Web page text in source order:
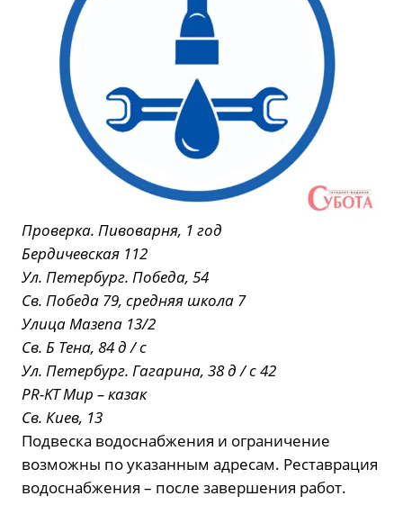
Проверка. Пивоварня, 1 год
Бердичевская 112
Ул. Петербург. Победа, 54
Св. Победа 79, средняя школа 7
Улица Мазепа 13/2
Св. Б Тена, 84 д / с
Ул. Петербург. Гагарина, 38 д / с 42
PR-KT Мир – казак
Св. Киев, 13
Подвеска водоснабжения и ограничение
возможны по указанным адресам. Реставрация
водоснабжения – после завершения работ.